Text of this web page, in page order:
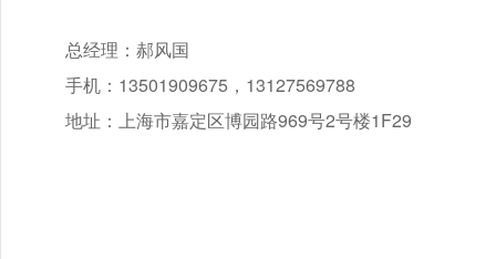
总经理：郝风国
手机：13501909675，13127569788
地址：上海市嘉定区博园路969号2号楼1F29